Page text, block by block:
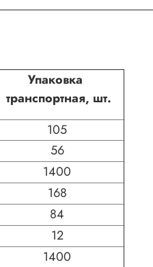
Упаковка
транспортная, шт.
105
56
1400
168
84
12
1400